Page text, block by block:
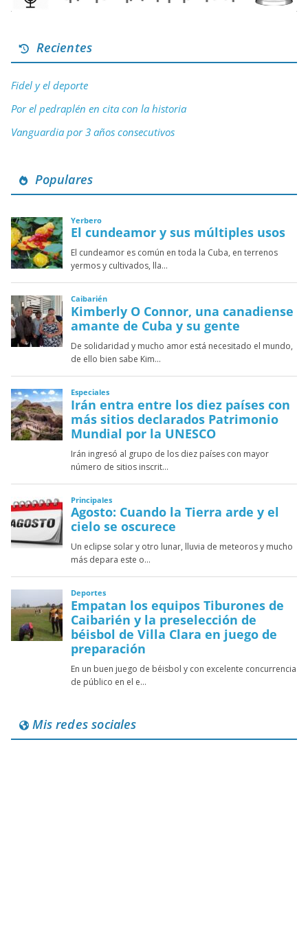
Recientes
Fidel y el deporte
Por el pedraplén en cita con la historia
Vanguardia por 3 años consecutivos
Populares
Mis redes sociales